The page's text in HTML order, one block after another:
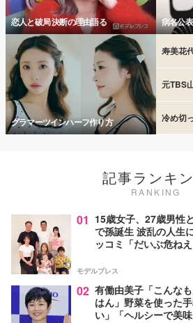
恋人と破局 決断の理由語る 病名公
グラマーツインハーフ作り方
寿美花
元TBS
冷め切
記事ランキ
RANKING
01 15歳女子、27歳男性
で孫誕生 波乱の人生
ッコミ「だいぶ危ねえ
モデルプレス
02 有働由美子「こんな
はん」野菜を使った
い」「ヘルシーで美